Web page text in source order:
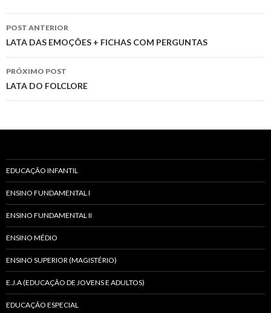
r
Navegação
do
post
POST ANTERIOR
LATA DAS EMOÇÕES + FICHAS COM PERGUNTAS
PRÓXIMO POST
LATA DO FOLCLORE
EDUCAÇÃO INFANTIL
ENSINO FUNDAMENTAL I
ENSINO FUNDAMENTAL II
ENSINO MÉDIO
ENSINO SUPERIOR (MAGISTÉRIO)
E.J.A (EDUCAÇÃO DE JOVENS E ADULTOS)
EDUCAÇÃO ESPECIAL